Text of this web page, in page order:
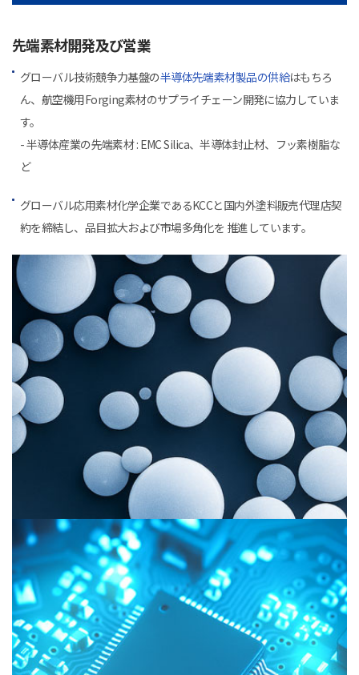
先端素材開発及び営業
グローバル技術競争力基盤の半導体先端素材製品の供給はもちろ
ん、航空機用Forging素材のサプライチェーン開発に協力していま
す。
- 半導体産業の先端素材 : EMC Silica、半導体封止材、フッ素樹脂な
ど
グローバル応用素材化学企業であるKCCと国内外塗料販売代理店契
約を締結し、品目拡大および市場多角化を 推進しています。